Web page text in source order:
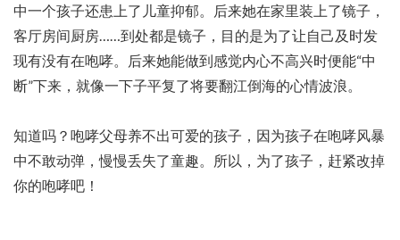
中一个孩子还患上了儿童抑郁。后来她在家里装上了镜子，
客厅房间厨房……到处都是镜子，目的是为了让自己及时发
现有没有在咆哮。后来她能做到感觉内心不高兴时便能“中
断”下来，就像一下子平复了将要翻江倒海的心情波浪。
知道吗？咆哮父母养不出可爱的孩子，因为孩子在咆哮风暴
中不敢动弹，慢慢丢失了童趣。所以，为了孩子，赶紧改掉
你的咆哮吧！